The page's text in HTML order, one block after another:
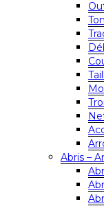
Abris –